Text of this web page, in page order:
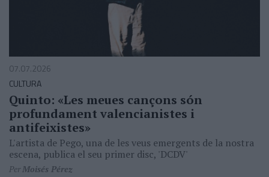
07.07.2026
CULTURA
Quinto: «Les meues cançons són
profundament valencianistes i
antifeixistes»
L'artista de Pego, una de les veus emergents de la nostra
escena, publica el seu primer disc, 'DCDV'
PerMoisés Pérez